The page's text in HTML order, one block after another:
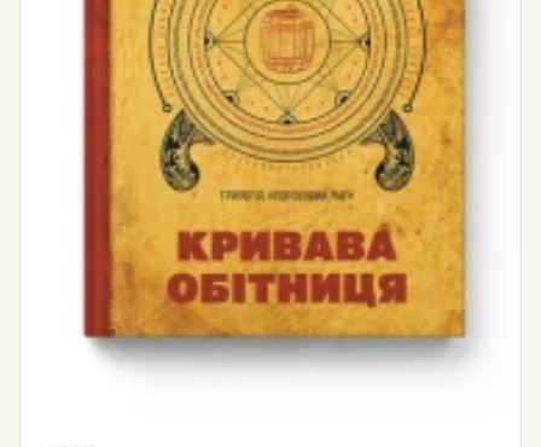
Магія на кінчику кременя: чому «Порохові маги»
Браяна Макклеллана — це фентезі, яке варто
читати зараз